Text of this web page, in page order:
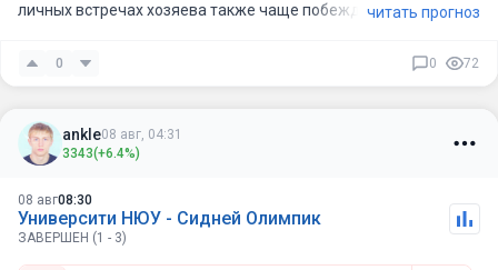
личных встречах хозяева также чаще побеждали. Прогноз –
читать прогноз
0 0 72
ankle08 авг, 04:31
3343(+6.4%)
08 авг08:30
Университи НЮУ - Сидней Олимпик
ЗАВЕРШЕН (1 - 3)